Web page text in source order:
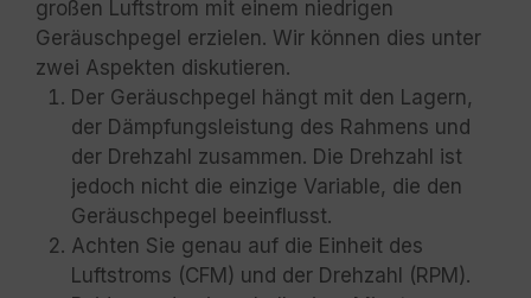
großen Luftstrom mit einem niedrigen
Geräuschpegel erzielen. Wir können dies unter
zwei Aspekten diskutieren.
Der Geräuschpegel hängt mit den Lagern,
der Dämpfungsleistung des Rahmens und
der Drehzahl zusammen. Die Drehzahl ist
jedoch nicht die einzige Variable, die den
Geräuschpegel beeinflusst.
Achten Sie genau auf die Einheit des
Luftstroms (CFM) und der Drehzahl (RPM).